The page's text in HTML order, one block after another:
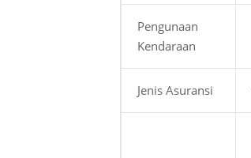
Pengunaan
Kendaraan
Jenis Asuransi